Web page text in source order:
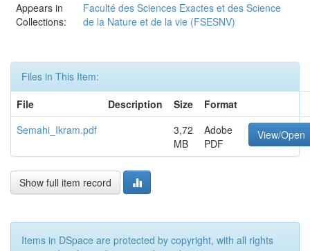
Appears in
Collections:
Faculté des Sciences Exactes et des Science
de la Nature et de la vie (FSESNV)
Files in This Item:
File
Description Size
Format
Semahi_Ikram.pdf
3,72
MB
Adobe
PDF
View/Open
Show full item record
Items in DSpace are protected by copyright, with all rights